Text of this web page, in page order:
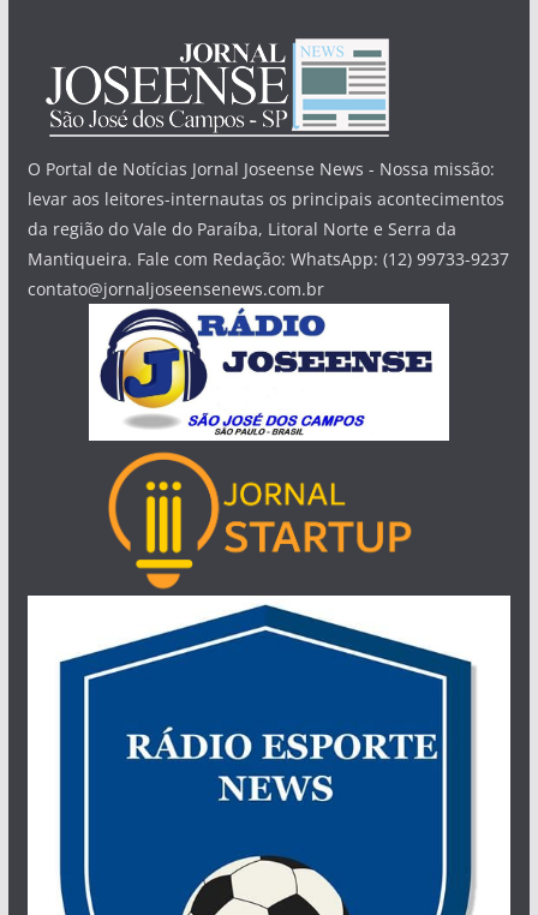
O Portal de Notícias Jornal Joseense News - Nossa missão:
levar aos leitores-internautas os principais acontecimentos
da região do Vale do Paraíba, Litoral Norte e Serra da
Mantiqueira. Fale com Redação: WhatsApp: (12) 99733-9237
contato@jornaljoseensenews.com.br